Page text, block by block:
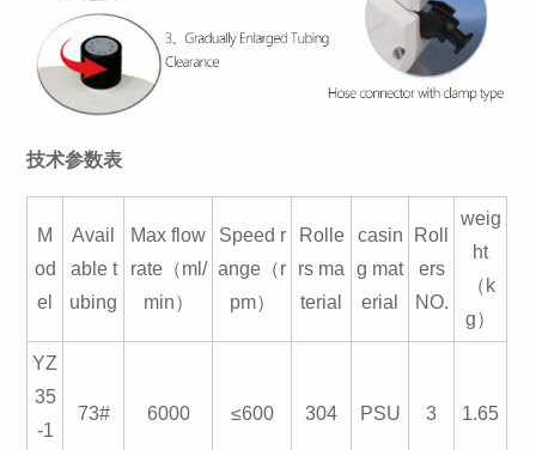
技术参数表
M
od
el
Avail
able t
ubing
Max flow
rate（ml/
min）
Speed r
ange（r
pm）
Rolle
rs ma
terial
casin
g mat
erial
Roll
ers
NO.
weig
ht
（k
g）
YZ
35
-1
73# 6000 ≤600 304 PSU 3 1.65